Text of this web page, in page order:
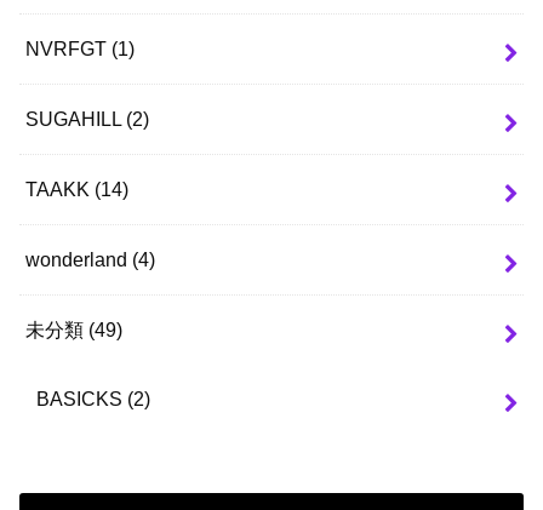
NVRFGT (1)
SUGAHILL (2)
TAAKK (14)
wonderland (4)
未分類 (49)
BASICKS (2)